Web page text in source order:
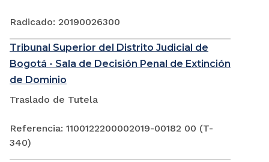
Radicado: 20190026300
Tribunal Superior del Distrito Judicial de
Bogotá - Sala de Decisión Penal de Extinción
de Dominio
Traslado de Tutela
Referencia: 1100122200002019-00182 00 (T-
340)